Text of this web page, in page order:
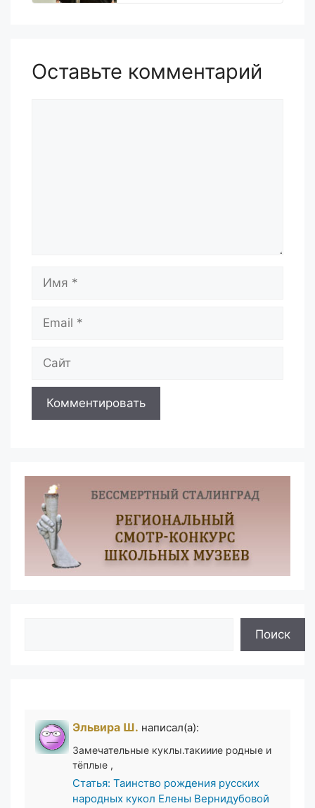
Оставьте комментарий
Поиск
Эльвира Ш. написал(а):
Замечательные куклы.такииие родные и
тёплые ,
Статья: Таинство рождения русских
народных кукол Елены Вернидубовой